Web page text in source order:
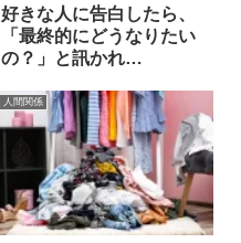
好きな人に告白したら、
「最終的にどうなりたい
の？」と訊かれ…
人間関係